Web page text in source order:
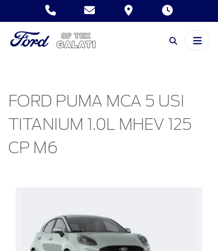
FORD PUMA MCA 5 USI
TITANIUM 1.0L MHEV 125
CP M6